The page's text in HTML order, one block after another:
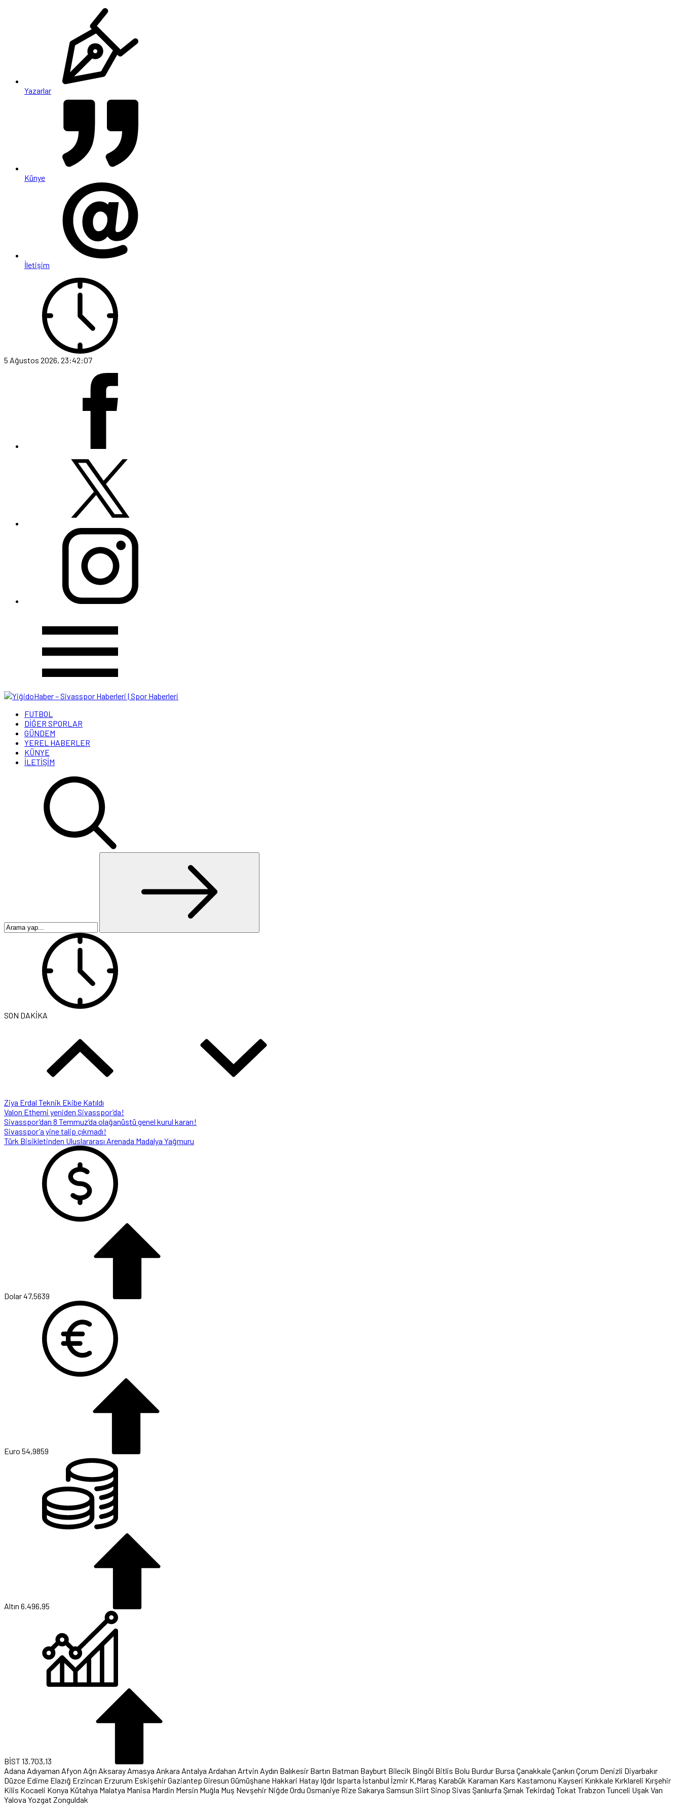
Yazarlar
Künye
İletişim
5 Ağustos 2026, 23:42:07
FUTBOL
DİĞER SPORLAR
GÜNDEM
YEREL HABERLER
KÜNYE
İLETİŞİM
SON DAKİKA
Ziya Erdal Teknik Ekibe Katıldı
Valon Ethemi yeniden Sivasspor’da!
Sivasspor’dan 8 Temmuz’da olağanüstü genel kurul kararı!
Sivasspor’a yine talip çıkmadı!
Türk Bisikletinden Uluslararası Arenada Madalya Yağmuru
Dolar47,5639
Euro 54,9859
Altın 6.496,95
BİST13.703,13
Adana Adıyaman Afyon Ağrı Aksaray Amasya Ankara Antalya Ardahan Artvin Aydın Balıkesir Bartın Batman Bayburt Bilecik Bingöl Bitlis Bolu Burdur Bursa ÇanakkaleÇankırı Çorum Denizli Diyarbakır
Düzce Edirne Elazığ Erzincan Erzurum EskişehirGaziantep Giresun Gümüşhane Hakkari Hatay Iğdır Isparta İstanbul İzmir K.Maraş Karabük Karaman Kars Kastamonu Kayseri Kırıkkale Kırklareli Kırşehir
Kilis Kocaeli Konya Kütahya Malatya Manisa Mardin Mersin Muğla Muş Nevşehir NiğdeOrdu Osmaniye RizeSakarya Samsun Siirt Sinop Sivas Şanlıurfa Şırnak Tekirdağ Tokat Trabzon Tunceli Uşak Van
Yalova Yozgat Zonguldak